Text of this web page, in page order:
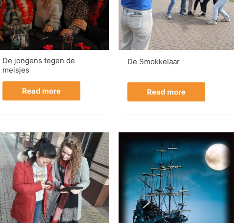
De jongens tegen de
meisjes
Read more
De Smokkelaar
Read more